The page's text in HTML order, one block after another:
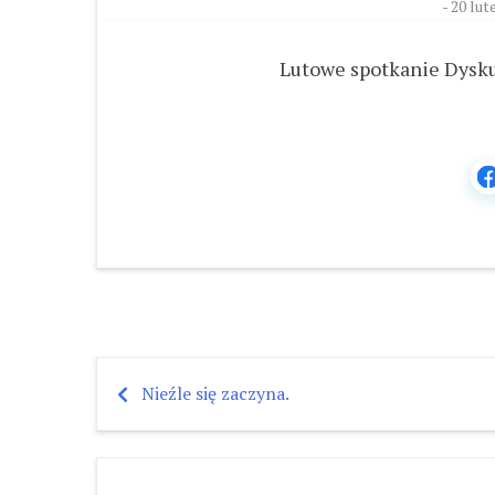
-20
Lutowe spotkanie
Nawigacja
Nieźle się zaczyna.